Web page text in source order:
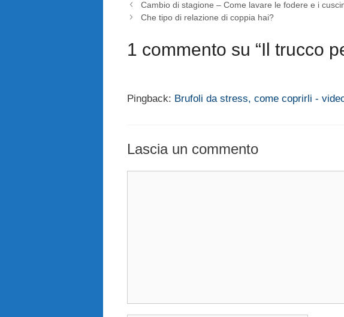
Cambio di stagione – Come lavare le fodere e i
Che tipo di relazione di coppia hai?
1 commento su “Il trucco
Pingback: Brufoli da stress, come coprirli -
Lascia un commento